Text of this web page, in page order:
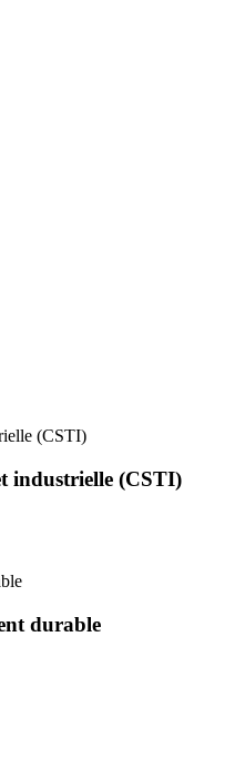
(CSTI)
industrielle (CSTI)
durable